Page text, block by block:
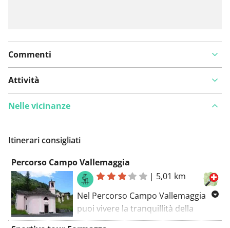
Commenti
Attività
Nelle vicinanze
Itinerari consigliati
Percorso Campo Vallemaggia
| 5,01 km
Nel Percorso Campo Vallemaggia
puoi vivere la tranquillità della
natura nel magnifico contesto del